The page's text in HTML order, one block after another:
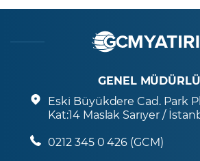
GENEL
Eski Büyükdere Cad. Park
Kat:14 Maslak Sarıyer /
0212 345 0 426 (GCM)